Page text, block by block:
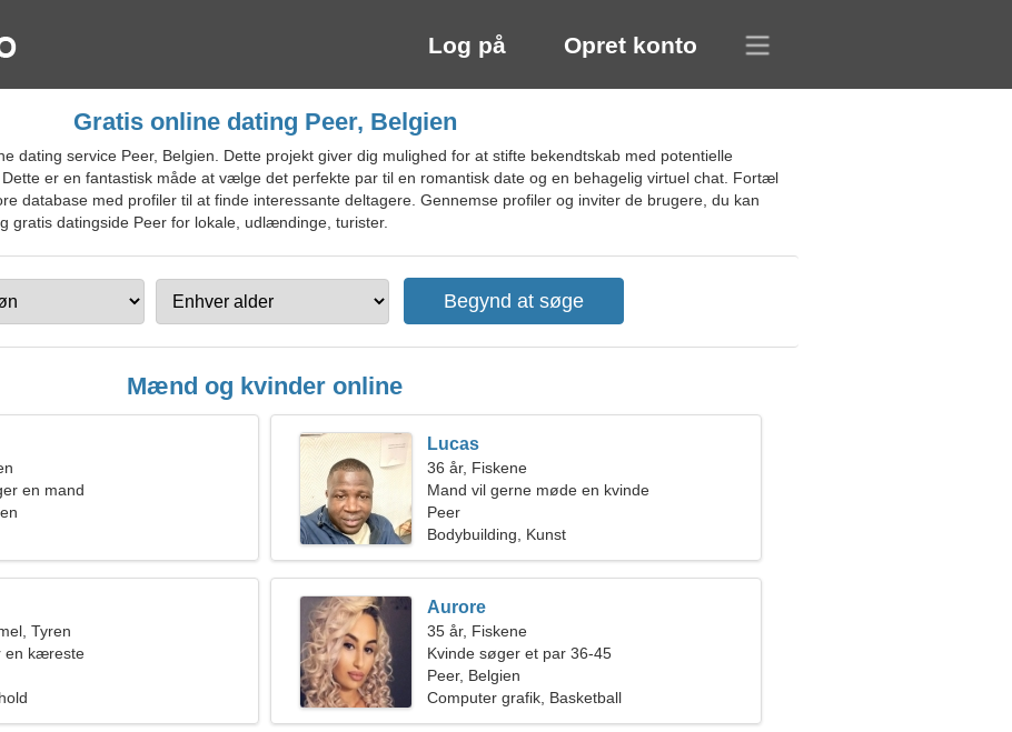
Log på Opret konto
Gratis online dating Peer, Belgien
dating service Peer, Belgien. Dette projekt giver dig mulighed for at stifte bekendtskab med potentielle
er en fantastisk måde at vælge det perfekte par til en romantisk date og en behagelig virtuel chat. Fortæl
database med profiler til at finde interessante deltagere. Gennemse profiler og inviter de brugere, du kan
gratis datingside Peer for lokale, udlændinge, turister.
Mænd og kvinder online
en mand
Lucas
36 år, Fiskene
Mand vil gerne møde en kvinde
Peer
Bodybuilding, Kunst
Tyren
en kæreste
Aurore
35 år, Fiskene
Kvinde søger et par 36-45
Peer, Belgien
Computer grafik, Basketball